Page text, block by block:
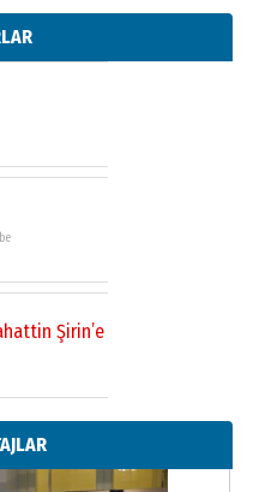
Şirin’e